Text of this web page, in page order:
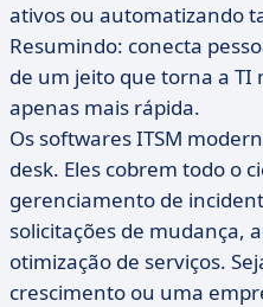
ativos ou automatizando
Resumindo: conecta
de um jeito que torna a
apenas mais rápida.
Os softwares ITSM
desk. Eles cobrem todo o
gerenciamento de
solicitações de mudança,
otimização de serviços.
crescimento ou uma